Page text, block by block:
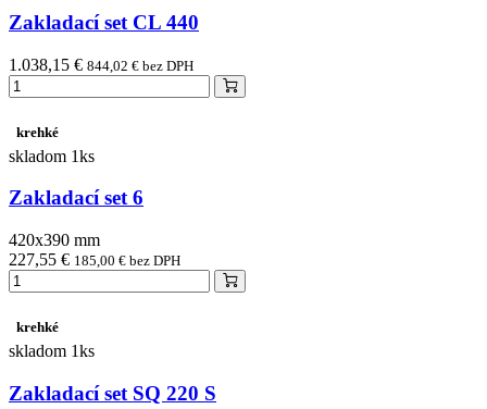
Zakladací set CL 440
1.038,15 € 844,02 € bez DPH
krehké
skladom 1ks
Zakladací set 6
420x390 mm
227,55 € 185,00 € bez DPH
krehké
skladom 1ks
Zakladací set SQ 220 S